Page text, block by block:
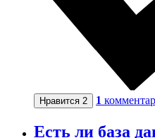
Нравится 2 1
Есть ли база